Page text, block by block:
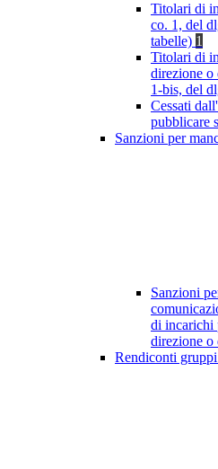
Titolari di
co. 1, del
tabelle) 1
Titolari di
direzione o
1-bis, del
Cessati
pubblicare
Sanzioni per
Sanzioni
di incarichi
direzione o
Rendiconti